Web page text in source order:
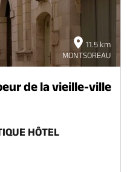
11.5 km
MONTSOREAU
de la vieille-ville
HÔTEL